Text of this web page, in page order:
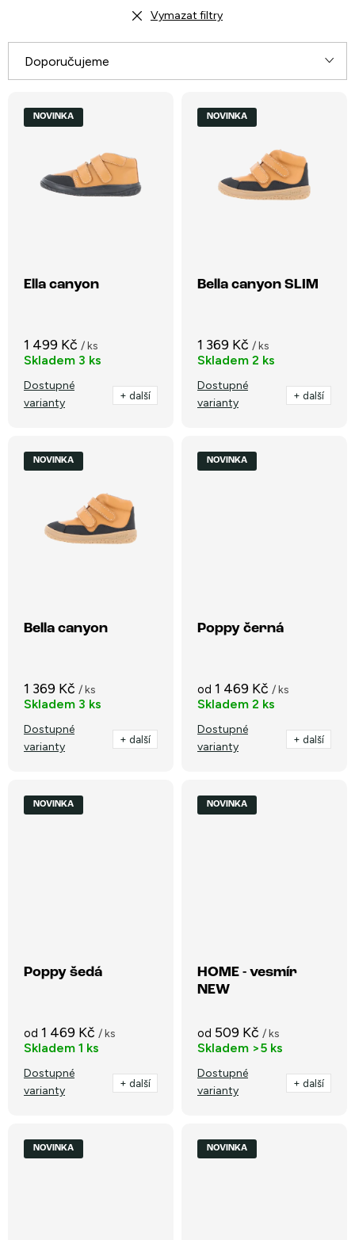
Vymazat filtry
a
Doporučujeme
Nejprodávanější
NOVINKA
Ella canyon
1 499 Kč / ks
Skladem 3 ks
Dostupné
varianty
+ další
NOVINKA
Bella canyon SLIM
1 369 Kč / ks
Skladem 2 ks
Dostupné
varianty
+ další
NOVINKA
Bella canyon
1 369 Kč / ks
Skladem 3 ks
Dostupné
varianty
+ další
NOVINKA
Poppy černá
od 1 469 Kč / ks
Skladem 2 ks
Dostupné
varianty
+ další
NOVINKA
Poppy šedá
od 1 469 Kč / ks
Skladem 1 ks
Dostupné
varianty
+ další
NOVINKA
HOME - vesmír
NEW
od 509 Kč / ks
Skladem >5 ks
Dostupné
varianty
+ další
NOVINKA NOVINKA